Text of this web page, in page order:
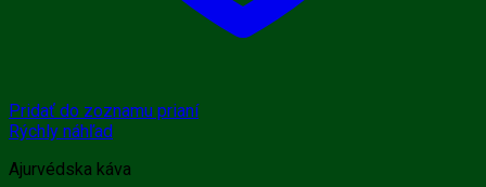
Pridať do zoznamu prianí
Rýchly náhľad
Ajurvédska káva